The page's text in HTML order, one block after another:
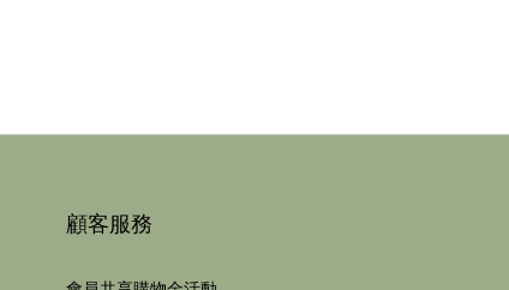
顧客服務